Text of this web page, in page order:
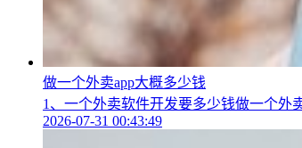
做一个外卖app大概多少钱
1、一个外卖软件开发要多少钱做一个外
2026-07-31 00:43:49